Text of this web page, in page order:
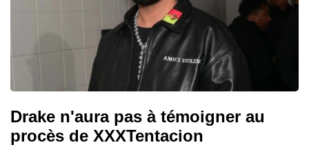
Drake n'aura pas à témoigner au
procès de XXXTentacion